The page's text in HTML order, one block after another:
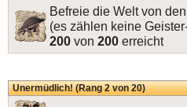
Befreie die Welt von
(es zählen keine
200 von 200 erreicht
Unermüdlich! (Rang 2 von 20)